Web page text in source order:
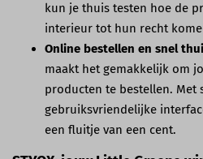
kun je thuis testen hoe de
interieur tot hun recht
Online bestellen en snel
maakt het gemakkelijk om
producten te bestellen. Met
gebruiksvriendelijke
een fluitje van een cent.